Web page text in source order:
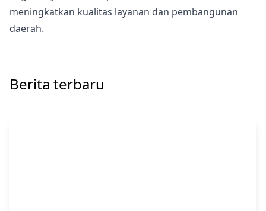
meningkatkan kualitas layanan dan pembangunan
daerah.
Berita terbaru